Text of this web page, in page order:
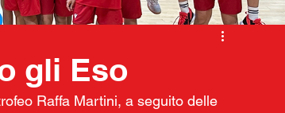
gli Eso
Raffa Martini, a seguito delle